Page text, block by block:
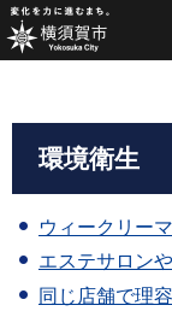
環境衛生
ウィークリー
エステサロン
同じ店舗で理